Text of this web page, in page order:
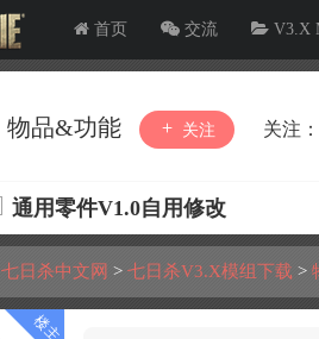
首页 交流 V3.X
物品&功能 关注 关注：
通用零件V1.0自用修改
七日杀中文网 > 七日杀V3.X模组下载 >